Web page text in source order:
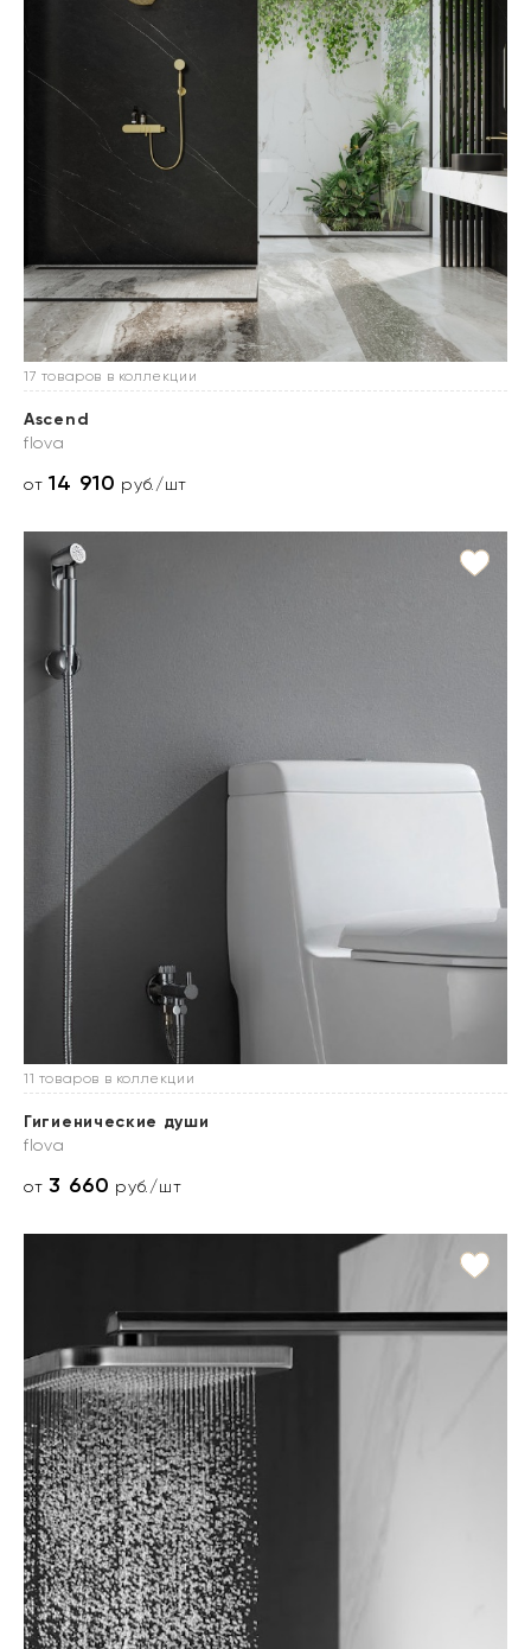
17 товаров в коллекции
Ascend
flova
от14 910 руб./шт
11 товаров в коллекции
Гигиенические души
flova
от3 660 руб./шт